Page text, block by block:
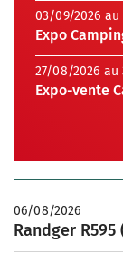
03/09/2026 au
Expo
27/08/2026
Expo-vente
06/08/2026
Randger